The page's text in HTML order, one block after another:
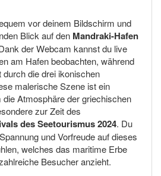
vor deinem Bildschirm und
Blick auf den Mandraki-Hafen
der Webcam kannst du live
am Hafen beobachten, während
die drei ikonischen
malerische Szene ist ein
Atmosphäre der griechischen
zur Zeit des
des Seetourismus 2024. Du
und Vorfreude auf dieses
welches das maritime Erbe
Besucher anzieht.